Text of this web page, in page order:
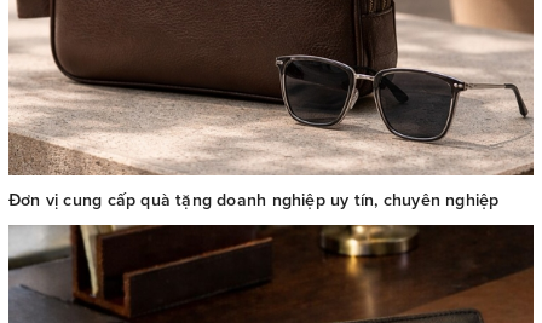
Đơn vị cung cấp quà tặng doanh nghiệp uy tín, chuyên nghiệp